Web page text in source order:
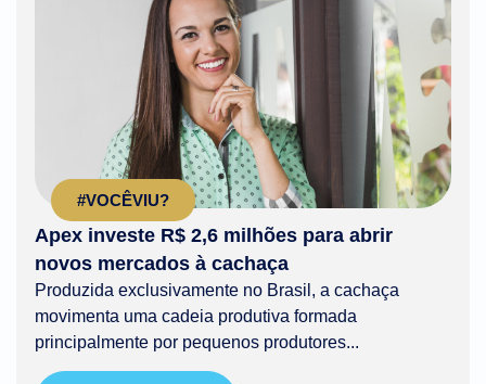
#VOCÊVIU?
Apex investe R$ 2,6 milhões para abrir
novos mercados à cachaça
Produzida exclusivamente no Brasil, a cachaça
movimenta uma cadeia produtiva formada
principalmente por pequenos produtores...